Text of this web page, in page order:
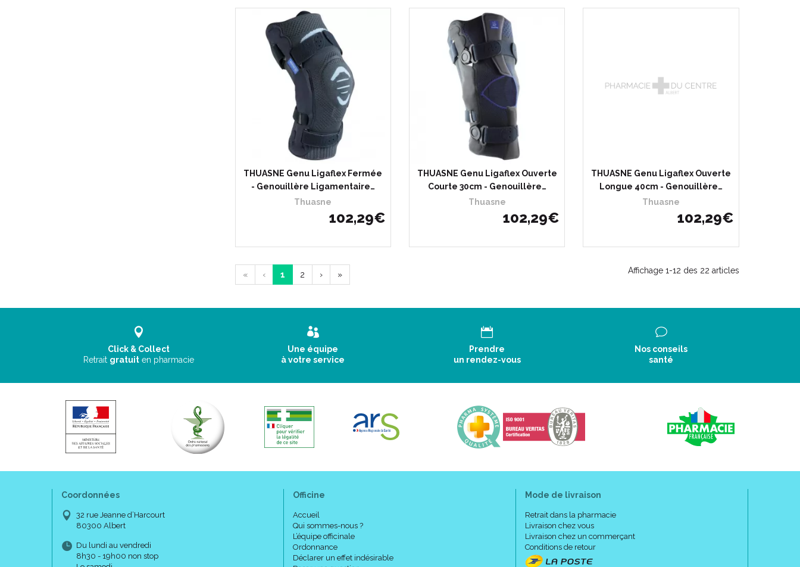
THUASNE Genu Ligaflex Fermée
- Genouillère Ligamentaire…
Thuasne
102,29€
THUASNE Genu Ligaflex Ouverte
Courte 30cm - Genouillère…
Thuasne
102,29€
J’achète
THUASNE Genu Ligaflex Ouverte
Longue 40cm - Genouillère…
Thuasne
102,29€
« ‹ 1 2 › » Affichage 1-12 des 22 articles
Click & Collect
Retrait gratuit en pharmacie
Une équipe
à votre service
Prendre
un rendez-vous
Nos conseils
santé
Coordonnées
32 rue Jeanne d’Harcourt
80300 Albert
Du lundi au vendredi
8h30 - 19h00 non stop
Officine
Accueil
Qui sommes-nous ?
L’équipe officinale
Ordonnance
Déclarer un effet indésirable
Mode de livraison
Retrait dans la pharmacie
Livraison chez vous
Livraison chez un commerçant
Conditions de retour